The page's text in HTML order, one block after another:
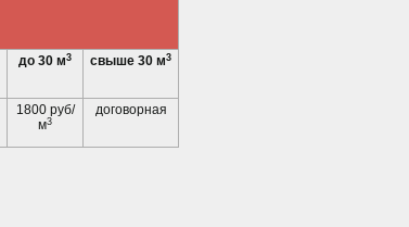
до 30 м3 свыше 30 м3
1800 руб/
м3
договорная